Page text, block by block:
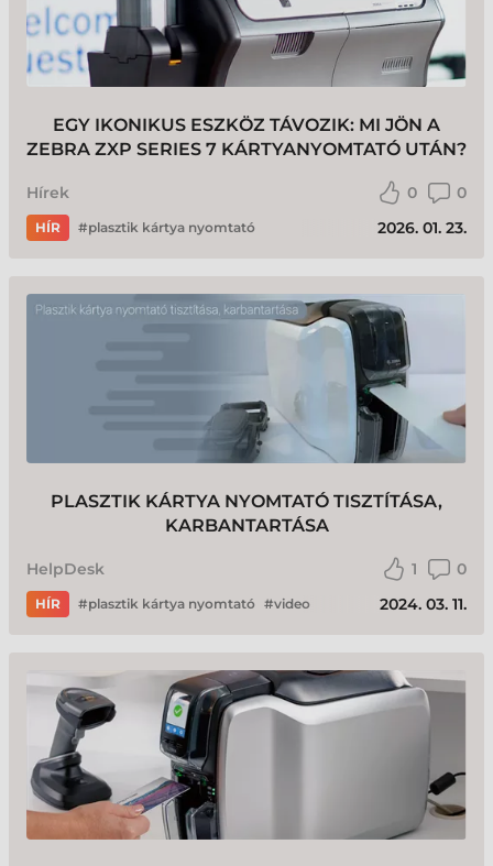
EGY IKONIKUS ESZKÖZ TÁVOZIK: MI JÖN A
ZEBRA ZXP SERIES 7 KÁRTYANYOMTATÓ UTÁN?
Hírek 0 0
HÍR plasztik kártya nyomtató 2026. 01. 23.
PLASZTIK KÁRTYA NYOMTATÓ TISZTÍTÁSA,
KARBANTARTÁSA
HelpDesk 1 0
HÍR plasztik kártya nyomtató video 2024. 03. 11.